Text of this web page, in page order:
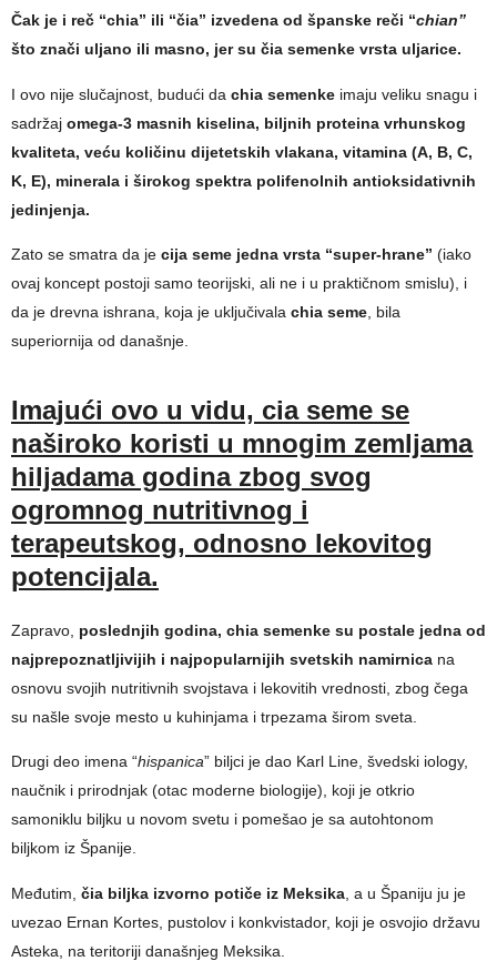
Čak je i reč “chia” ili “čia” izvedena od španske reči “chian”
što znači uljano ili masno, jer su čia semenke vrsta uljarice.
I ovo nije slučajnost, budući da chia semenke imaju veliku snagu i
sadržaj omega-3 masnih kiselina, biljnih proteina vrhunskog
kvaliteta, veću količinu dijetetskih vlakana, vitamina (A, B, C,
K, E), minerala i širokog spektra polifenolnih antioksidativnih
jedinjenja.
Zato se smatra da je cija seme jedna vrsta “super-hrane” (iako
ovaj koncept postoji samo teorijski, ali ne i u praktičnom smislu), i
da je drevna ishrana, koja je uključivala chia seme , bila
superiornija od današnje.
Imajući ovo u vidu, cia seme se
naširoko koristi u mnogim zemljama
hiljadama godina zbog svog
ogromnog nutritivnog i
terapeutskog, odnosno lekovitog
potencijala.
Zapravo, poslednjih godina, chia semenke su postale jedna od
najprepoznatljivijih i najpopularnijih svetskih namirnica na
osnovu svojih nutritivnih svojstava i lekovitih vrednosti, zbog čega
su našle svoje mesto u kuhinjama i trpezama širom sveta.
Drugi deo imena “hispanica” biljci je dao Karl Line, švedski iology,
naučnik i prirodnjak (otac moderne biologije), koji je otkrio
samoniklu biljku u novom svetu i pomešao je sa autohtonom
biljkom iz Španije.
Međutim, čia biljka izvorno potiče iz Meksika , a u Španiju ju je
uvezao Ernan Kortes, pustolov i konkvistador, koji je osvojio državu
Asteka, na teritoriji današnjeg Meksika.